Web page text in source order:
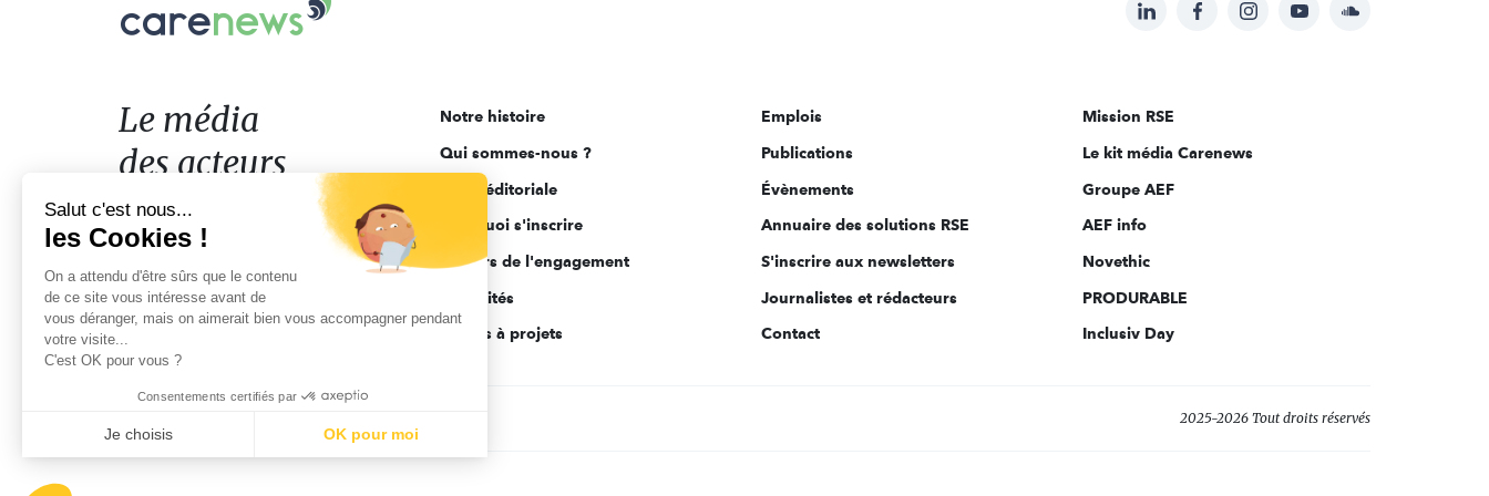
Suivez-
sur:
Le
acteurs
de
l'engagement
Le média
des acteurs
de l'engagement
Notre histoire
Qui sommes-nous ?
Ligne éditoriale
Pourquoi s'inscrire
Acteurs de l'engagement
Actualités
Appels à projets
Emplois
Publications
Évènements
Annuaire des solutions RSE
S'inscrire aux newsletters
Journalistes et rédacteurs
Contact
Mission RSE
Le kit média Carenews
Groupe AEF
AEF info
Novethic
PRODURABLE
Inclusiv Day
2025-2026 Tout droits réservés
Salut c'est nous...
les Cookies !
On a attendu d'être sûrs que le contenu
de ce site vous intéresse avant de
vous déranger, mais on aimerait bien vous accompagner pendant
votre visite...
C'est OK pour vous ?
Consentements certifiés par
Je choisis OK pour moi